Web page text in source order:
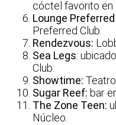
cóctel favorito en
Lounge Preferred
Preferred Club.
Rendezvous:
Sea Legs:
Club.
Showtime:
Sugar Reef: bar
The Zone Teen:
Núcleo.